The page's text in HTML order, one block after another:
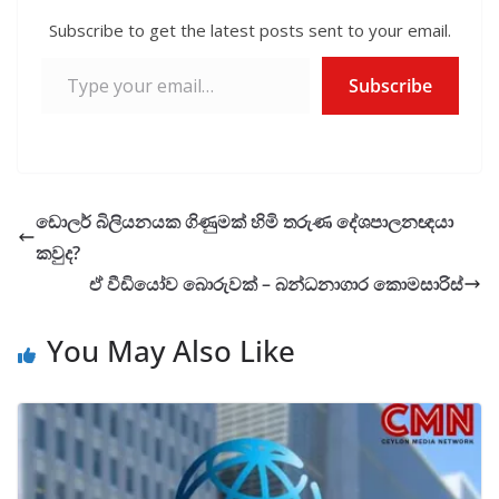
Subscribe to get the latest posts sent to your email.
Subscribe
ඩොලර් බිලියනයක ගිණුමක් හිමි තරුණ දේශපාලනඥයා
කවුද?
ඒ වීඩියෝව බොරුවක් – බන්ධනාගාර කොමසාරිස්
You May Also Like